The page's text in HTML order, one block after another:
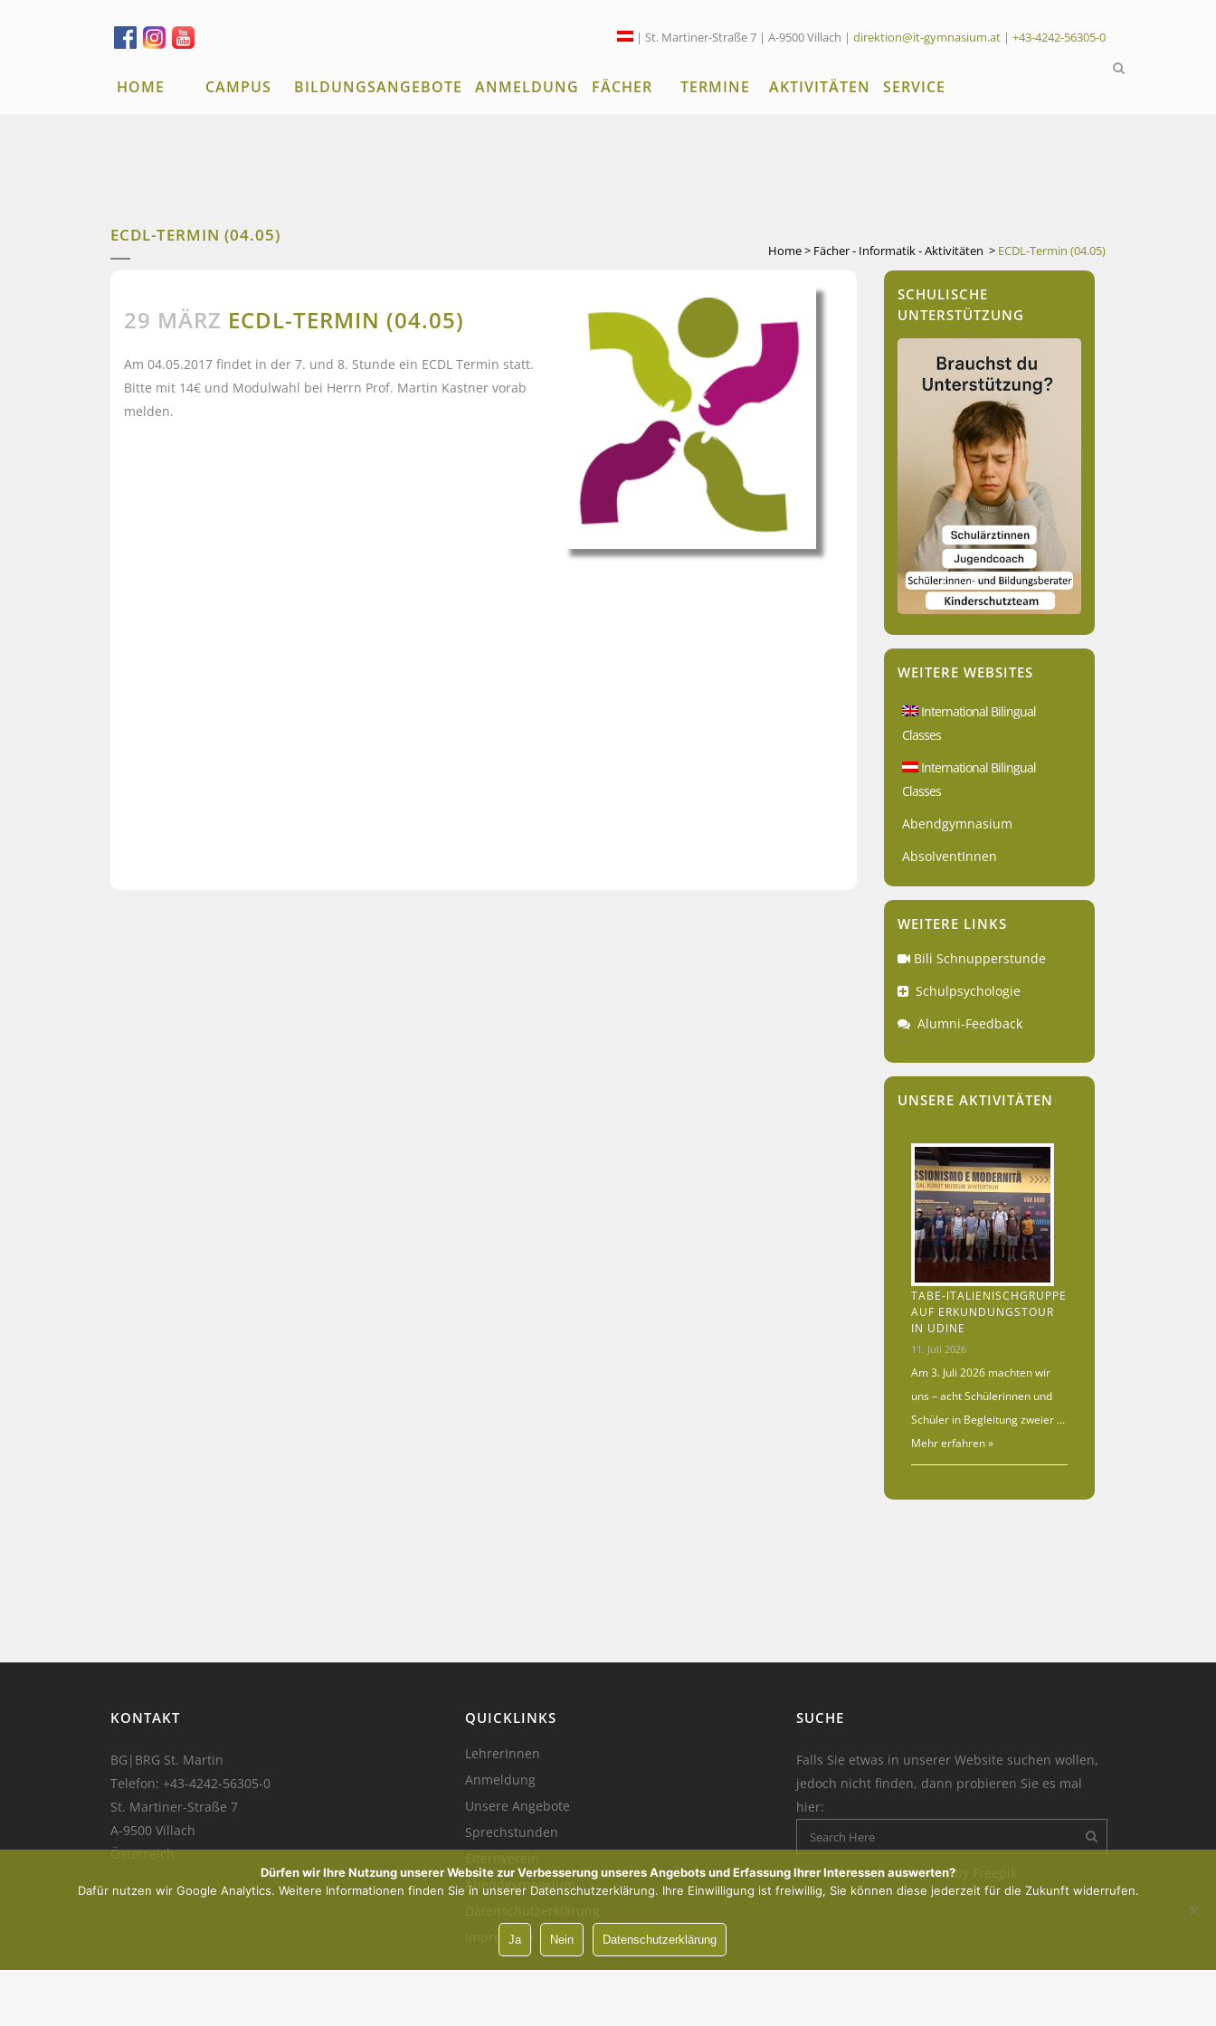
| St. Martiner-Straße 7 | A-9500 Villach | direktion@it-gymnasium.at | +43-4242-56305-0
HOME CAMPUS BILDUNGSANGEBOTE ANMELDUNG FÄCHER TERMINE AKTIVITÄTEN SERVICE
ECDL-TERMIN (04.05)
Home> Fächer - Informatik - Aktivitäten > ECDL-Termin (04.05)
29 MÄRZ ECDL-TERMIN (04.05)
Am 04.05.2017 findet in der 7. und 8. Stunde ein ECDL Termin statt.
Bitte mit 14€ und Modulwahl bei Herrn Prof. Martin Kastner vorab
melden.
SCHULISCHE
UNTERSTÜTZUNG
WEITERE WEBSITES
International Bilingual
Classes
International Bilingual
Classes
Abendgymnasium
AbsolventInnen
WEITERE LINKS
Bili Schnupperstunde
Schulpsychologie
Alumni-Feedback
UNSERE AKTIVITÄTEN
TABE-ITALIENISCHGRUPPE
AUF ERKUNDUNGSTOUR
IN UDINE
11. Juli 2026
Am 3. Juli 2026 machten wir
uns – acht Schülerinnen und
Schüler in Begleitung zweier …
Mehr erfahren »
KONTAKT
BG|BRG St. Martin
Telefon: +43-4242-56305-0
St. Martiner-Straße 7
A-9500 Villach
Österreich
QUICKLINKS
LehrerInnen
Anmeldung
Unsere Angebote
Sprechstunden
Abendgymnasium
Impressum
SUCHE
Falls Sie etwas in unserer Website suchen wollen,
jedoch nicht finden, dann probieren Sie es mal
hier:
Ikon der Kerze : designed by Freepik
Dürfen wir Ihre Nutzung unserer Website zur Verbesserung unseres Angebots und Erfassung Ihrer Interessen auswerten?
Dafür nutzen wir Google Analytics. Weitere Informationen finden Sie in unserer Datenschutzerklärung. Ihre Einwilligung ist freiwillig, Sie können diese jederzeit für die Zukunft widerrufen.
Ja Nein Datenschutzerklärung